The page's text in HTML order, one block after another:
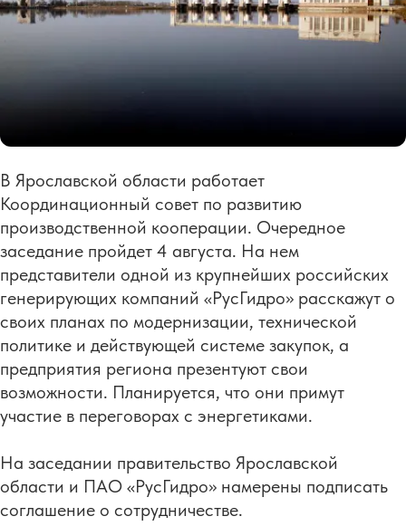
В Ярославской области работает
Координационный совет по развитию
производственной кооперации. Очередное
заседание пройдет 4 августа. На нем
представители одной из крупнейших российских
генерирующих компаний «РусГидро» расскажут о
своих планах по модернизации, технической
политике и действующей системе закупок, а
предприятия региона презентуют свои
возможности. Планируется, что они примут
участие в переговорах с энергетиками.
На заседании правительство Ярославской
области и ПАО «РусГидро» намерены подписать
соглашение о сотрудничестве.